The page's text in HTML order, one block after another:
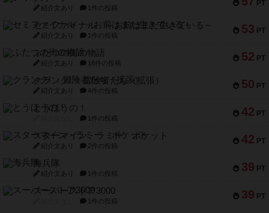
PT
紹介文あり 1件の投稿
53 PT
セミファイナル ～お前はまだ生きている～
紹介文あり 1件の投稿
52 PT
ふたつの街の物語
紹介文あり 18件の投稿
50 PT
クランク! ：冒険者たち（拡張）
紹介文あり 4件の投稿
42 PT
とうほうの！
1件の投稿
42 PT
スターマイン・ラミー ポケット
紹介文あり 2件の投稿
39 PT
海兵隊
紹介文あり 1件の投稿
39 PT
スーパーストア3000
1件の投稿